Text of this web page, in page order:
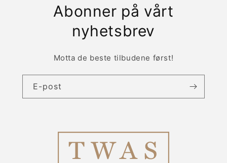
Abonner på vårt
nyhetsbrev
Motta de beste tilbudene først!
E-post